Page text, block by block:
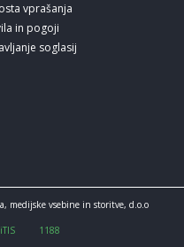
vprašanja
in pogoji
soglasij
medijske vsebine in storitve, d.o.o
iTIS 1188